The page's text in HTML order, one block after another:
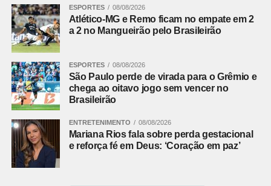
Serna recebeu pela esquerda, cortou para o meio e fez o
cruzamento na direção da segunda trave. Ignácio
apareceu livre e cabeceou no canto. A bola ainda bateu
na trave antes de entrar, deixando o placar igualado.
O Botafogo teve uma boa oportunidade de retomar a
vantagem pouco depois. Montoro encontrou Villalba com
um passe de trivela, mas o atacante finalizou fraco,
facilitando a defesa de Fábio.
O Fluminense também ficou perto da virada aos 21
minutos. Nonato recebeu livre dentro da área e bateu
ESPORTES 08/08/2026
Atlético-MG e Remo ficam no empate em 2
a 2 no Mangueirão pelo Brasileirão
ESPORTES 08/08/2026
São Paulo perde de virada para o Grêmio e
chega ao oitavo jogo sem vencer no
Brasileirão
ENTRETENIMENTO 08/08/2026
Mariana Rios fala sobre perda gestacional
e reforça fé em Deus: ‘Coração em paz’